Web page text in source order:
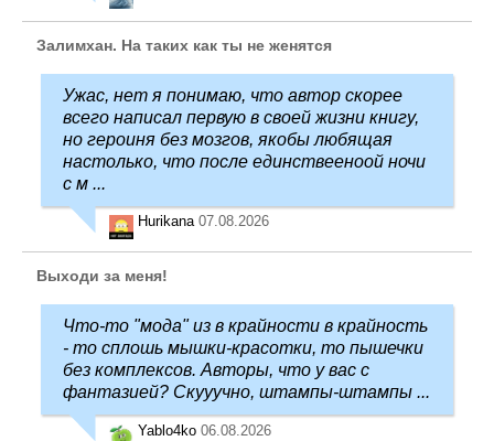
Залимхан. На таких как ты не женятся
Ужас, нет я понимаю, что автор скорее
всего написал первую в своей жизни книгу,
но героиня без мозгов, якобы любящая
настолько, что после единствееноой ночи
с м ...
Hurikana 07.08.2026
Выходи за меня!
Что-то "мода" из в крайности в крайность
- то сплошь мышки-красотки, то пышечки
без комплексов. Авторы, что у вас с
фантазией? Скууучно, штампы-штампы ...
Yablo4ko 06.08.2026